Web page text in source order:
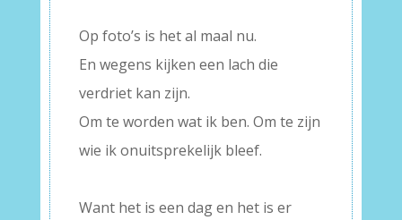
Op foto’s is het al maal nu.
En wegens kijken een lach die
verdriet kan zijn.
Om te worden wat ik ben. Om te zijn
wie ik onuitsprekelijk bleef.
Want het is een dag en het is er